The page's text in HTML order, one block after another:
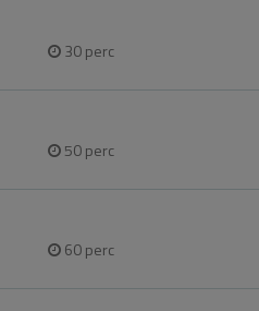
30perc
50perc
60perc